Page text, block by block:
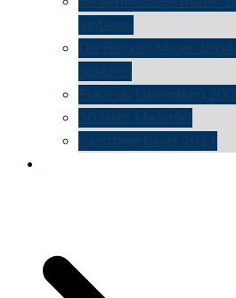
Vintages
Die Berliner Mauer
gesehen
Place du Luxemburg
30 Jahre Mauerfall
kunsttage basel 2021